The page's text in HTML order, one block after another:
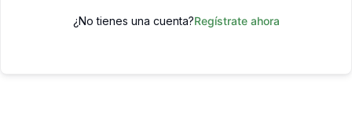
¿No tienes una cuenta?Regístrate ahora